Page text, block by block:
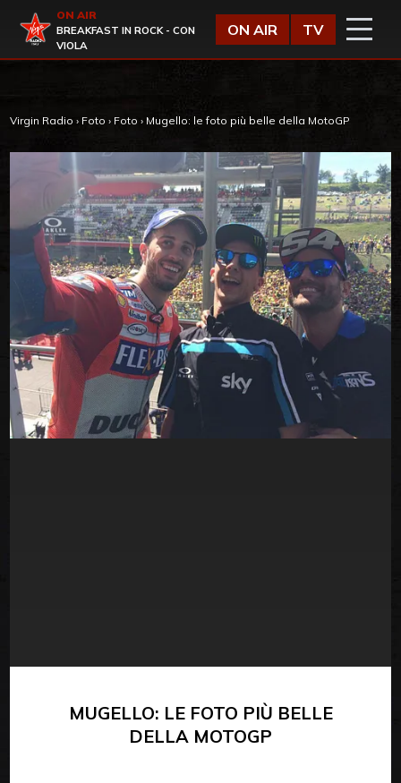
Virgin Radio
ON AIR
BREAKFAST IN ROCK - CON
VIOLA
ON AIR TV
Virgin Radio › Foto › Foto › Mugello: le foto più belle della MotoGP
MUGELLO: LE FOTO PIÙ BELLE
DELLA MOTOGP